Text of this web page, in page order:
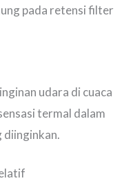
pada retensi filter
udara di cuaca
termal dalam
diinginkan.